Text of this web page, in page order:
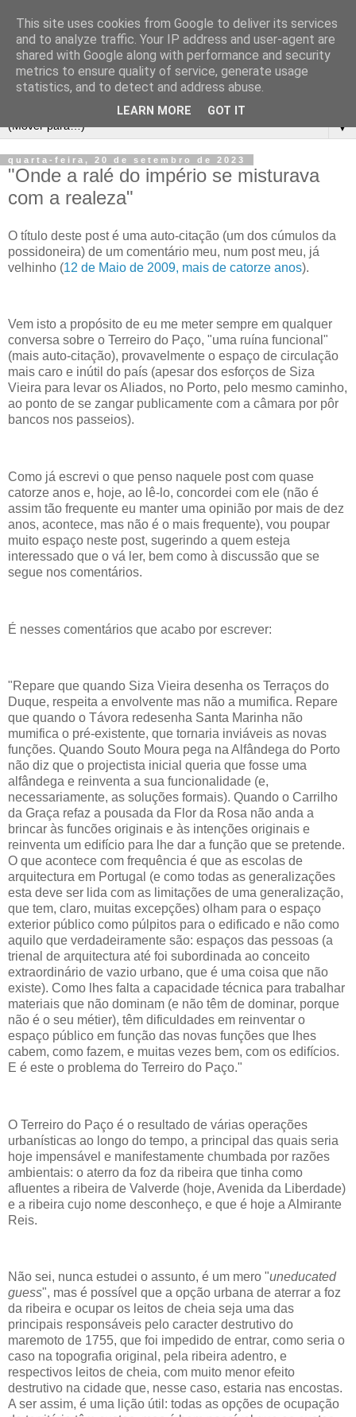
▼
quarta-feira, 20 de setembro de 2023
"Onde a ralé do império se misturava
com a realeza"
O título deste post é uma auto-citação (um dos cúmulos da
possidoneira) de um comentário meu, num post meu, já
velhinho (12 de Maio de 2009, mais de catorze anos).
Vem isto a propósito de eu me meter sempre em qualquer
conversa sobre o Terreiro do Paço, "uma ruína funcional"
(mais auto-citação), provavelmente o espaço de circulação
mais caro e inútil do país (apesar dos esforços de Siza
Vieira para levar os Aliados, no Porto, pelo mesmo caminho,
ao ponto de se zangar publicamente com a câmara por pôr
bancos nos passeios).
Como já escrevi o que penso naquele post com quase
catorze anos e, hoje, ao lê-lo, concordei com ele (não é
assim tão frequente eu manter uma opinião por mais de dez
anos, acontece, mas não é o mais frequente), vou poupar
muito espaço neste post, sugerindo a quem esteja
interessado que o vá ler, bem como à discussão que se
segue nos comentários.
É nesses comentários que acabo por escrever:
"Repare que quando Siza Vieira desenha os Terraços do
Duque, respeita a envolvente mas não a mumifica. Repare
que quando o Távora redesenha Santa Marinha não
mumifica o pré-existente, que tornaria inviáveis as novas
funções. Quando Souto Moura pega na Alfândega do Porto
não diz que o projectista inicial queria que fosse uma
alfândega e reinventa a sua funcionalidade (e,
necessariamente, as soluções formais). Quando o Carrilho
da Graça refaz a pousada da Flor da Rosa não anda a
brincar às funcões originais e às intenções originais e
reinventa um edifício para lhe dar a função que se pretende.
O que acontece com frequência é que as escolas de
arquitectura em Portugal (e como todas as generalizações
esta deve ser lida com as limitações de uma generalização,
que tem, claro, muitas excepções) olham para o espaço
exterior público como púlpitos para o edificado e não como
aquilo que verdadeiramente são: espaços das pessoas (a
trienal de arquitectura até foi subordinada ao conceito
extraordinário de vazio urbano, que é uma coisa que não
existe). Como lhes falta a capacidade técnica para trabalhar
materiais que não dominam (e não têm de dominar, porque
não é o seu métier), têm dificuldades em reinventar o
espaço público em função das novas funções que lhes
cabem, como fazem, e muitas vezes bem, com os edifícios.
E é este o problema do Terreiro do Paço."
O Terreiro do Paço é o resultado de várias operações
urbanísticas ao longo do tempo, a principal das quais seria
hoje impensável e manifestamente chumbada por razões
ambientais: o aterro da foz da ribeira que tinha como
afluentes a ribeira de Valverde (hoje, Avenida da Liberdade)
e a ribeira cujo nome desconheço, e que é hoje a Almirante
Reis.
Não sei, nunca estudei o assunto, é um mero "uneducated
guess", mas é possível que a opção urbana de aterrar a foz
da ribeira e ocupar os leitos de cheia seja uma das
principais responsáveis pelo caracter destrutivo do
maremoto de 1755, que foi impedido de entrar, como seria o
caso na topografia original, pela ribeira adentro, e
respectivos leitos de cheia, com muito menor efeito
destrutivo na cidade que, nesse caso, estaria nas encostas.
A ser assim, é uma lição útil: todas as opções de ocupação
This site uses cookies from Google to deliver its services
and to analyze traffic. Your IP address and user-agent are
shared with Google along with performance and security
metrics to ensure quality of service, generate usage
statistics, and to detect and address abuse.
LEARN MORE GOT IT